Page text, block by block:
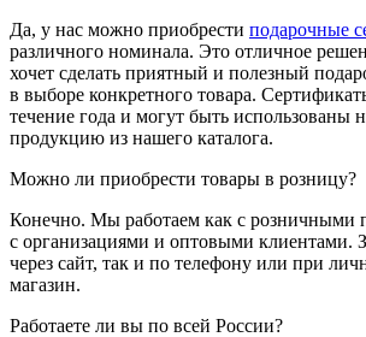
Да, у нас можно приобрести подарочные
различного номинала. Это отличное
хочет сделать приятный и полезный
в выборе конкретного товара.
течение года и могут быть использованы
продукцию из нашего каталога.
Можно ли приобрести товары в розницу?
Конечно. Мы работаем как с розничными
с организациями и оптовыми клиентами.
через сайт, так и по телефону или при
магазин.
Работаете ли вы по всей России?